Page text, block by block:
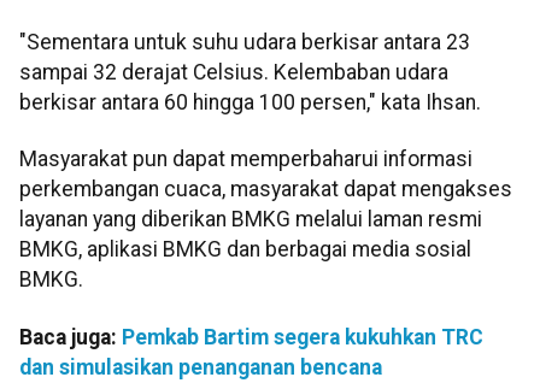
"Sementara untuk suhu udara berkisar antara 23
sampai 32 derajat Celsius. Kelembaban udara
berkisar antara 60 hingga 100 persen," kata Ihsan.
Masyarakat pun dapat memperbaharui informasi
perkembangan cuaca, masyarakat dapat mengakses
layanan yang diberikan BMKG melalui laman resmi
BMKG, aplikasi BMKG dan berbagai media sosial
BMKG.
Baca juga: Pemkab Bartim segera kukuhkan TRC
dan simulasikan penanganan bencana